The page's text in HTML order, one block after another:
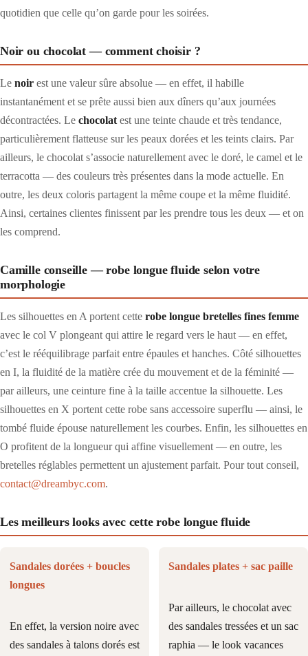
quotidien que celle qu’on garde pour les soirées.
Noir ou chocolat — comment choisir ?
Le noir est une valeur sûre absolue — en effet, il habille
instantanément et se prête aussi bien aux dîners qu’aux journées
décontractées. Le chocolat est une teinte chaude et très tendance,
particulièrement flatteuse sur les peaux dorées et les teints clairs. Par
ailleurs, le chocolat s’associe naturellement avec le doré, le camel et le
terracotta — des couleurs très présentes dans la mode actuelle. En
outre, les deux coloris partagent la même coupe et la même fluidité.
Ainsi, certaines clientes finissent par les prendre tous les deux — et on
les comprend.
Camille conseille — robe longue fluide selon votre
morphologie
Les silhouettes en A portent cette robe longue bretelles fines femme
avec le col V plongeant qui attire le regard vers le haut — en effet,
c’est le rééquilibrage parfait entre épaules et hanches. Côté silhouettes
en I, la fluidité de la matière crée du mouvement et de la féminité —
par ailleurs, une ceinture fine à la taille accentue la silhouette. Les
silhouettes en X portent cette robe sans accessoire superflu — ainsi, le
tombé fluide épouse naturellement les courbes. Enfin, les silhouettes en
O profitent de la longueur qui affine visuellement — en outre, les
bretelles réglables permettent un ajustement parfait. Pour tout conseil,
contact@dreambyc.com.
Les meilleurs looks avec cette robe longue fluide
Sandales dorées + boucles
longues
En effet, la version noire avec
des sandales à talons dorés est
Sandales plates + sac paille
Par ailleurs, le chocolat avec
des sandales tressées et un sac
raphia — le look vacances